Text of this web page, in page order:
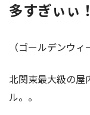
多すぎぃぃ！
（ゴールデンウィ
北関東最大級の屋
ル。。